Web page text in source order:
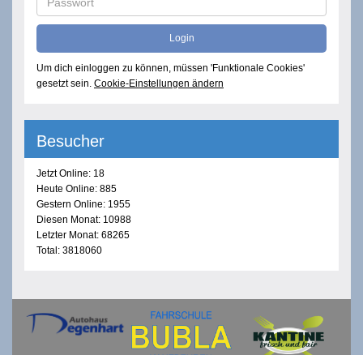
Um dich einloggen zu können, müssen 'Funktionale Cookies'
gesetzt sein. Cookie-Einstellungen ändern
Besucher
Jetzt Online: 18
Heute Online: 885
Gestern Online: 1955
Diesen Monat: 10988
Letzter Monat: 68265
Total: 3818060